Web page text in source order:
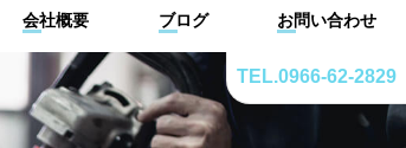
TEL.0966-62-2829
会社概要 ブログ お問い合わせ